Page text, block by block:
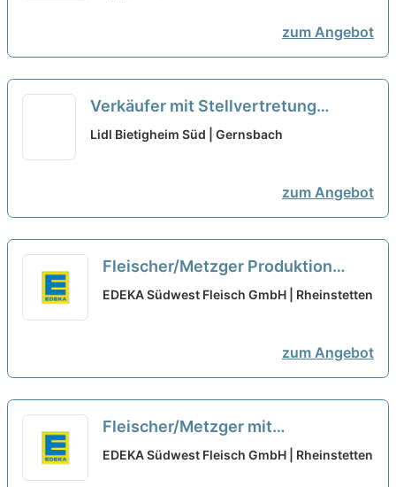
zum Angebot
Verkäufer mit Stellvertretung
Teilzeit (m/w/d) neu
Lidl Bietigheim Süd | Gernsbach
zum Angebot
Fleischer/Metzger Produktion
(m/w/d) Tagschicht/Frühschicht
EDEKA Südwest Fleisch GmbH | Rheinstetten
zum Angebot
Fleischer/Metzger mit
Führungsaufgaben (m/w/d)
EDEKA Südwest Fleisch GmbH | Rheinstetten